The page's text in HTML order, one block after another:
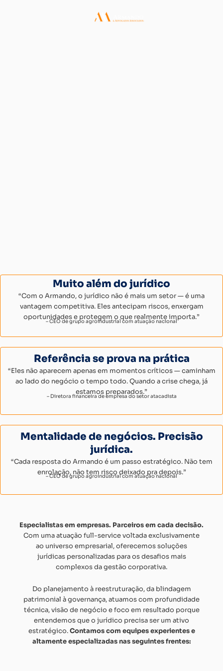
Muito além do jurídico
“Com o Armando, o jurídico não é mais um setor — é uma
vantagem competitiva. Eles antecipam riscos, enxergam
oportunidades e protegem o que realmente importa.”
– CEO de grupo agroindustrial com atuação nacional
Referência se prova na prática
“Eles não aparecem apenas em momentos críticos — caminham
ao lado do negócio o tempo todo. Quando a crise chega, já
estamos preparados.”
– Diretora financeira de empresa do setor atacadista
Mentalidade de negócios. Precisão
jurídica.
“Cada resposta do Armando é um passo estratégico. Não tem
enrolação, não tem risco deixado pra depois.”
– CEO de grupo agroindustrial com atuação nacional
Especialistas em empresas. Parceiros em cada decisão.
Com uma atuação full-service voltada exclusivamente
ao universo empresarial, oferecemos soluções
jurídicas personalizadas para os desafios mais
complexos da gestão corporativa.
Do planejamento à reestruturação, da blindagem
patrimonial à governança, atuamos com profundidade
técnica, visão de negócio e foco em resultado porque
entendemos que o jurídico precisa ser um ativo
estratégico.Contamos com equipesexperientes e
altamente especializadas nas seguintes frentes: